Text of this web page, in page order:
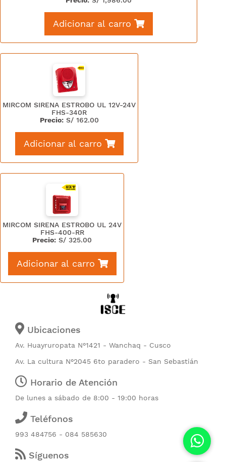
Adicionar al carro
MIRCOM SIRENA ESTROBO UL 12V-24V
FHS-340R
Precio: S/ 162.00
Adicionar al carro
MIRCOM SIRENA ESTROBO UL 24V
FHS-400-RR
Precio: S/ 325.00
Adicionar al carro
Ubicaciones
Av. Huayruropata N°1421 - Wanchaq - Cusco
Av. La cultura N°2045 6to paradero - San Sebastián
Horario de Atención
De lunes a sábado de 8:00 - 19:00 horas
Teléfonos
993 484756 - 084 585630
Síguenos